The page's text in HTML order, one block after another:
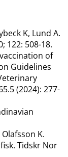
K, Lund A.
122: 508-18.
of
Guidelines
(2024): 277-
Olafsson K.
Tidskr Nor